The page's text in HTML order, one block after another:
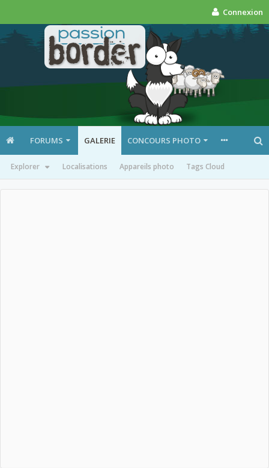
Connexion
FORUMS GALERIE
Explorer Localisations Appareils photo Tags Cloud
CONCOURS PHOTO